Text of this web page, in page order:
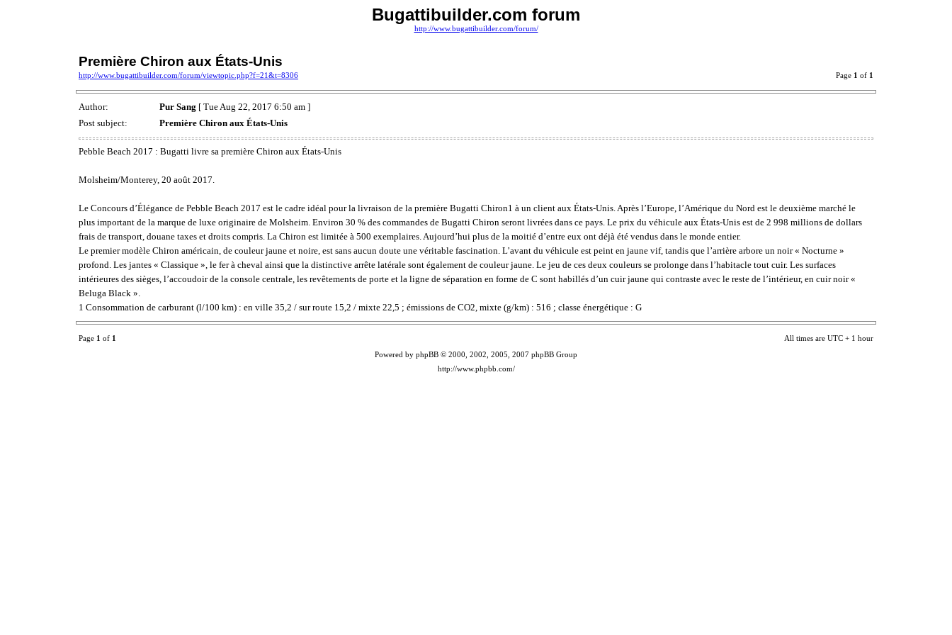
Bugattibuilder.com forum
http://www.bugattibuilder.com/forum/
Première Chiron aux États-Unis
http://www.bugattibuilder.com/forum/viewtopic.php?f=21&t=8306 Page 1 of 1
Author: Pur Sang [ Tue Aug 22, 2017 6:50 am ]
Post subject:
Première Chiron aux États-Unis
Pebble Beach 2017 : Bugatti livre sa première Chiron aux États-Unis
Molsheim/Monterey, 20 août 2017.
Le Concours d’Élégance de Pebble Beach 2017 est le cadre idéal pour la livraison de la première Bugatti Chiron1 à un client aux États-Unis. Après l’Europe, l’Amérique du Nord est le deuxième marché le
plus important de la marque de luxe originaire de Molsheim. Environ 30 % des commandes de Bugatti Chiron seront livrées dans ce pays. Le prix du véhicule aux États-Unis est de 2 998 millions de dollars
frais de transport, douane taxes et droits compris. La Chiron est limitée à 500 exemplaires. Aujourd’hui plus de la moitié d’entre eux ont déjà été vendus dans le monde entier.
Le premier modèle Chiron américain, de couleur jaune et noire, est sans aucun doute une véritable fascination. L’avant du véhicule est peint en jaune vif, tandis que l’arrière arbore un noir « Nocturne »
profond. Les jantes « Classique », le fer à cheval ainsi que la distinctive arrête latérale sont également de couleur jaune. Le jeu de ces deux couleurs se prolonge dans l’habitacle tout cuir. Les surfaces
intérieures des sièges, l’accoudoir de la console centrale, les revêtements de porte et la ligne de séparation en forme de C sont habillés d’un cuir jaune qui contraste avec le reste de l’intérieur, en cuir noir «
Beluga Black ».
1 Consommation de carburant (l/100 km) : en ville 35,2 / sur route 15,2 / mixte 22,5 ; émissions de CO2, mixte (g/km) : 516 ; classe énergétique : G
Page 1 of 1 All times are UTC + 1 hour
Powered by phpBB © 2000, 2002, 2005, 2007 phpBB Group
http://www.phpbb.com/